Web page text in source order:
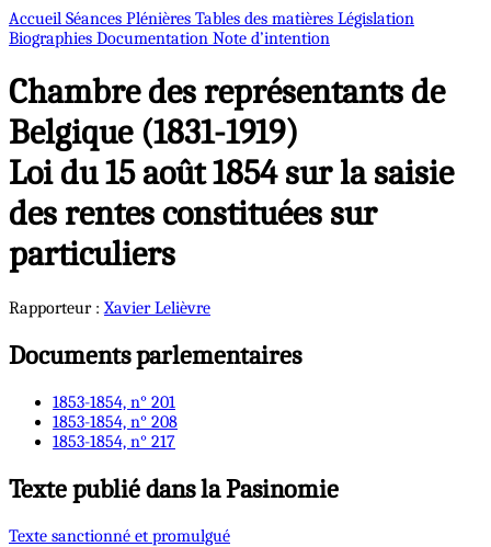
Accueil Séances Plénières Tables des matières Législation
Biographies Documentation Note d’intention
Chambre des représentants de
Belgique (1831-1919)
Loi du 15 août 1854 sur la saisie
des rentes constituées sur
particuliers
Rapporteur :XavierLelièvre
Documents parlementaires
1853-1854, n° 201
1853-1854, n° 208
1853-1854, n° 217
Texte publié dans la Pasinomie
Texte sanctionné et promulgué